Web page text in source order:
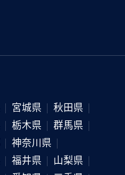
宮城県
秋田県
栃木県
群馬県
神奈川県
福井県
山梨県